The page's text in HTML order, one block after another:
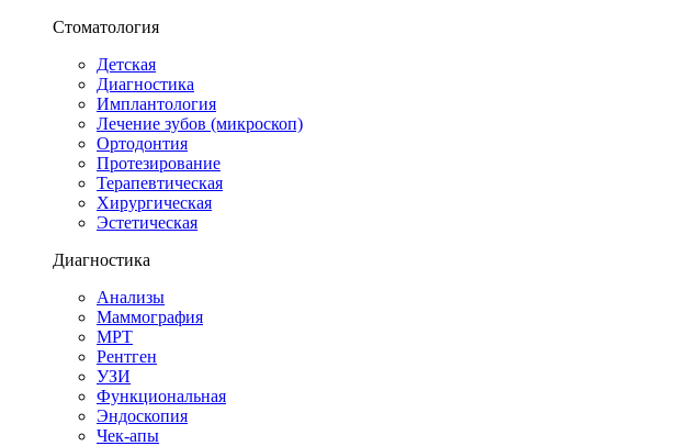
Стоматология
Детская
Диагностика
Имплантология
Лечение зубов (микроскоп)
Ортодонтия
Протезирование
Терапевтическая
Хирургическая
Эстетическая
Диагностика
Анализы
Маммография
МРТ
Рентген
УЗИ
Функциональная
Эндоскопия
Чек-апы